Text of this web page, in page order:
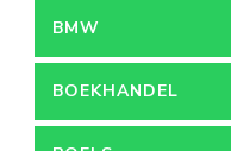
BMW
BOEKHANDEL